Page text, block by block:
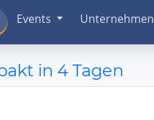
Events Unternehmen
in 4 Tagen